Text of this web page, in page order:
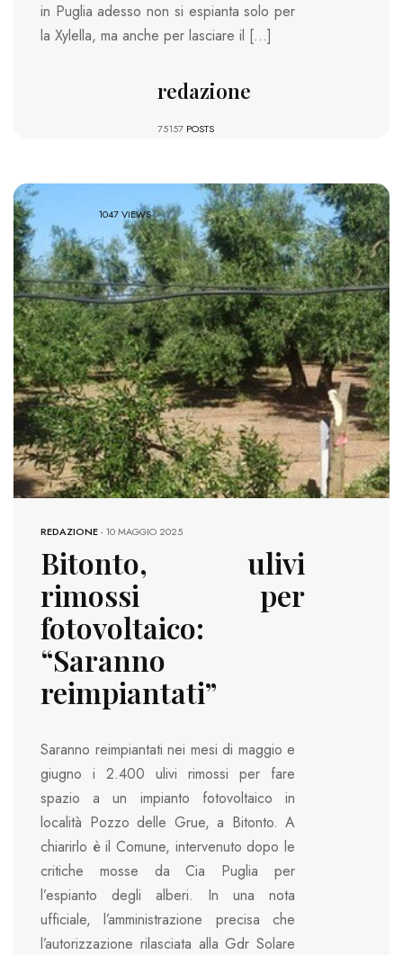
in Puglia adesso non si espianta solo per
la Xylella, ma anche per lasciare il […]
redazione
75157 POSTS
1047 VIEWS
REDAZIONE-10 MAGGIO 2025
Bitonto, ulivi
rimossi per
fotovoltaico:
“Saranno
reimpiantati”
Saranno reimpiantati nei mesi di maggio e
giugno i 2.400 ulivi rimossi per fare
spazio a un impianto fotovoltaico in
località Pozzo delle Grue, a Bitonto. A
chiarirlo è il Comune, intervenuto dopo le
critiche mosse da Cia Puglia per
l’espianto degli alberi. In una nota
ufficiale, l’amministrazione precisa che
l’autorizzazione rilasciata alla Gdr Solare